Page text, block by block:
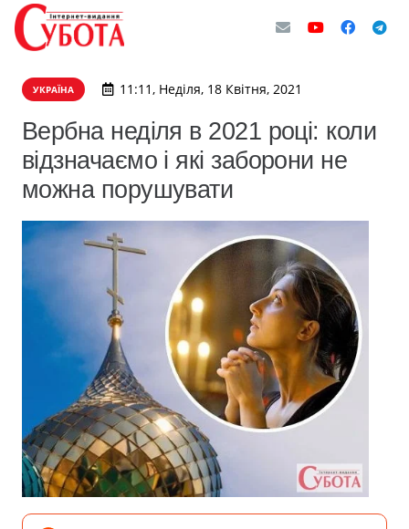
УКРАЇНА 11:11, Неділя, 18 Квітня, 2021
Вербна неділя в 2021 році: коли
відзначаємо і які заборони не
можна порушувати